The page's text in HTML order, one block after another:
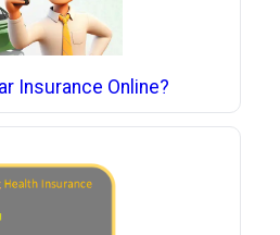
Insurance Online?